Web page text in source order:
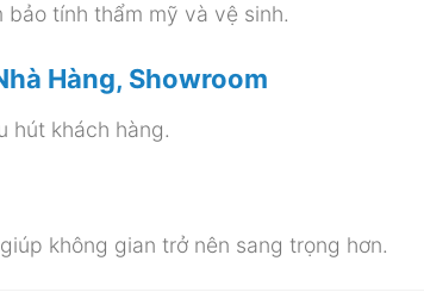
tính thẩm mỹ và vệ sinh.
Hàng, Showroom
hút khách hàng.
không gian trở nên sang trọng hơn.